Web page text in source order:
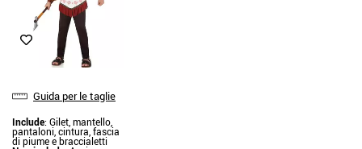
Guida per le taglie
Include: Gilet, mantello,
pantaloni, cintura, fascia
di piume e braccialetti